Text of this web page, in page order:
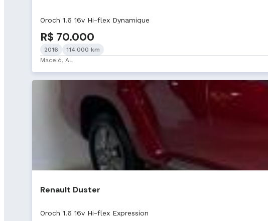
Oroch 1.6 16v Hi-flex Dynamique
R$ 70.000
2016
114.000 km
Maceió, AL
Renault Duster
Oroch 1.6 16v Hi-flex Expression